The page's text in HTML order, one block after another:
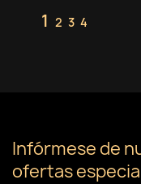
1 2 3 4
Infórmese de
ofertas